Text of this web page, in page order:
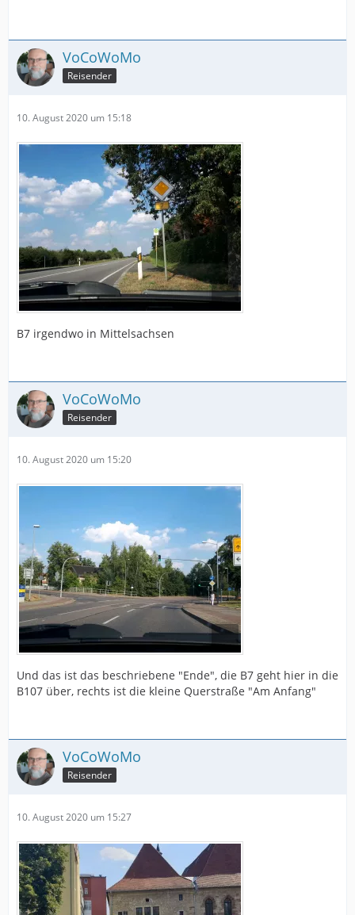
VoCoWoMo
Reisender
10. August 2020 um 15:18
B7 irgendwo in Mittelsachsen
VoCoWoMo
Reisender
10. August 2020 um 15:20
Und das ist das beschriebene "Ende", die B7 geht hier in die
B107 über, rechts ist die kleine Querstraße "Am Anfang"
VoCoWoMo
Reisender
10. August 2020 um 15:27